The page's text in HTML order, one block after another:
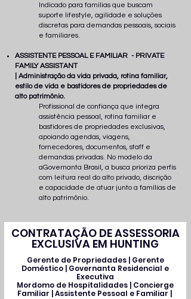
Indicado para famílias que buscam
suporte lifestyle, agilidade e soluções
discretas para demandas pessoais, sociais
e familiares.
ASSISTENTE PESSOAL E FAMILIAR - PRIVATE
FAMILY ASSISTANT
| Administração da vida privada, rotina familiar,
estilo de vida e bastidores de propriedades de
alto patrimônio.
Profissional de confiança que integra
assistência pessoal, rotina familiar e
bastidores de propriedades exclusivas,
apoiando agendas, viagens,
fornecedores, documentos, staff e
demandas privadas. No modelo da
aGovernanta Brasil, a busca prioriza perfis
com leitura real do alto privado, discrição
e capacidade de atuar junto a famílias de
alto patrimônio.
CONTRATAÇÃO DE ASSESSORIA
EXCLUSIVA EM HUNTING
Gerente de Propriedades | Gerente
Doméstico | Governanta Residencial e
Executiva
Mordomo de Hospitalidades | Concierge
Familiar | Assistente Pessoal e Familiar |